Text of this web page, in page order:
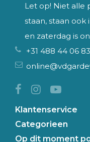
Let op! Niet alle
staan, staan ook
en zaterdag is
+31 488 44 06 83
Klantenservice
Categorieen
Op dit moment